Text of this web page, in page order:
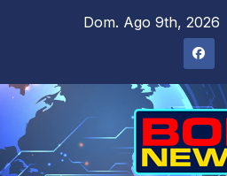
Dom. Ago 9th, 2026